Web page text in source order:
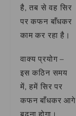
है, तब से वह सिर
पर कफन बाँधकर
काम कर रहा है।
वाक्य प्रयोग –
इस कठिन समय
में, हमें सिर पर
कफन बाँधकर आगे